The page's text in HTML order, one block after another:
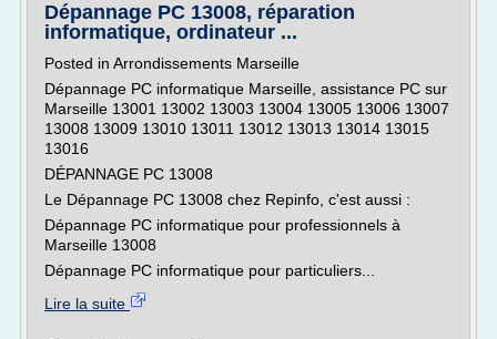
Dépannage PC 13008, réparation
informatique, ordinateur ...
Posted in Arrondissements Marseille
Dépannage PC informatique Marseille, assistance PC sur
Marseille 13001 13002 13003 13004 13005 13006 13007
13008 13009 13010 13011 13012 13013 13014 13015
13016
DÉPANNAGE PC 13008
Le Dépannage PC 13008 chez Repinfo, c'est aussi :
Dépannage PC informatique pour professionnels à
Marseille 13008
Dépannage PC informatique pour particuliers...
Lire la suite